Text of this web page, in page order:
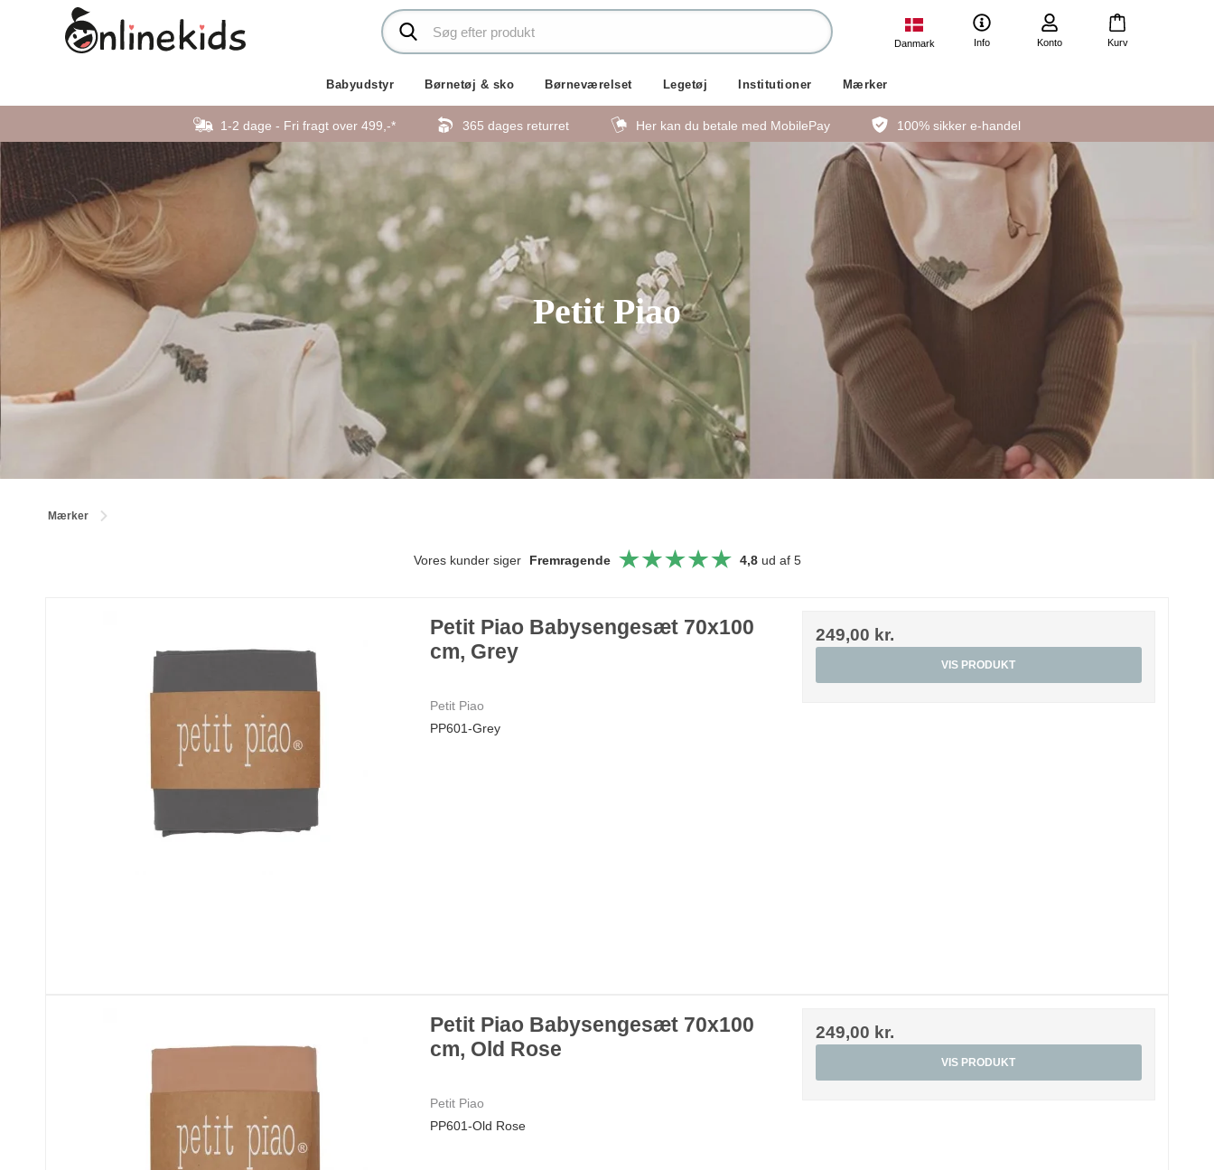
Danmark Info Konto Kurv
Babyudstyr Børnetøj & sko Børneværelset Legetøj Institutioner Mærker
1-2 dage - Fri fragt over 499,-* 365 dages returret Her kan du betale med MobilePay 100% sikker e-handel
Petit Piao
Mærker
Vores kunder siger Fremragende 4,8ud af 5
Petit Piao Babysengesæt 70x100
cm, Grey
Petit Piao
PP601-Grey
249,00 kr.
VIS PRODUKT
Petit Piao Babysengesæt 70x100
cm, Old Rose
Petit Piao
PP601-Old Rose
249,00 kr.
VIS PRODUKT